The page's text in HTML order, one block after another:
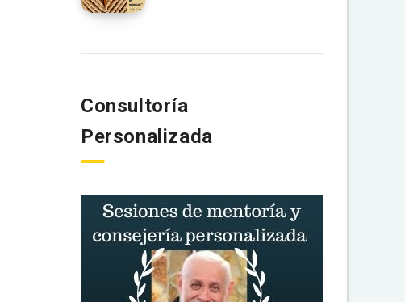
Consultoría
Personalizada